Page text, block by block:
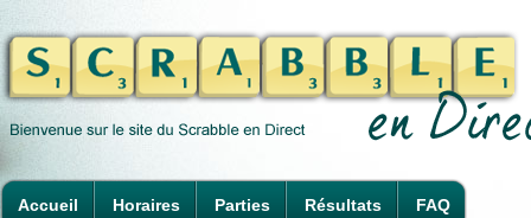
Accueil Horaires Parties Résultats FAQ